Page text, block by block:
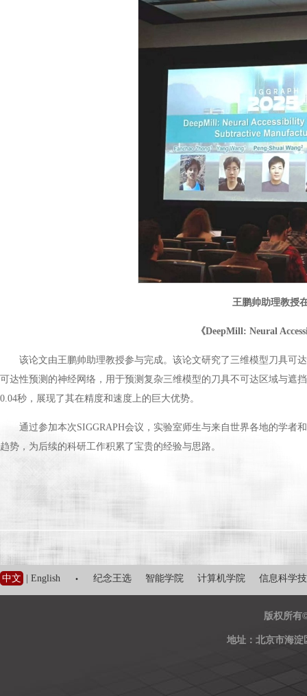
王鹏帅助理教授
《DeepMill: Neural
该论文由王鹏帅助理教授参与完成。该论文研究了三维模型刀具可
可达性预测的神经网络，用于预测复杂三维模型的刀具不可达区域与遮
0.04秒，展现了其在精度和速度上的巨大优势。
通过参加本次SIGGRAPH会议，实验室师生与来自世界各地的学
趋势，为后续的科研工作积累了宝贵的经验与思路。
中文 English · 纪念王选 智能学院 计算机学院 信息科学
版权所有
地址：北京市海